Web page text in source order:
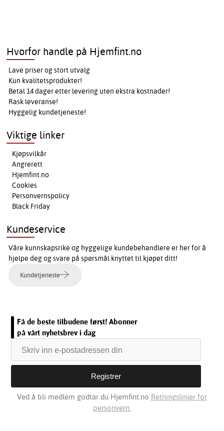
Hvorfor handle på Hjemfint.no
Lave priser og stort utvalg
Kun kvalitetsprodukter!
Betal 14 dager etter levering uten ekstra kostnader!
Rask leveranse!
Hyggelig kundetjeneste!
Viktige linker
Kjøpsvilkår
Angrerett
Hjemfint.no
Cookies
Personvernspolicy
Black Friday
Kundeservice
Våre kunnskapsrike og hyggelige kundebehandlere er her for å
hjelpe deg og svare på spørsmål knyttet til kjøpet ditt!
Kundetjeneste
Få de beste tilbudene først! Abonner
på vårt nyhetsbrev i dag
Ved å bli medlem godtar du Hjemfint.no Retningslinjer for
personvern.